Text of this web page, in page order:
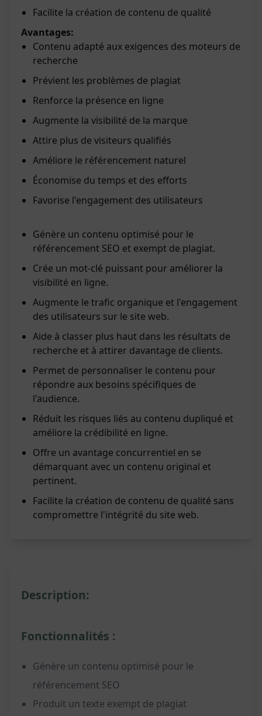
Facilite la création de contenu de qualité
Avantages:
Contenu adapté aux exigences des moteurs de
recherche
Prévient les problèmes de plagiat
Renforce la présence en ligne
Augmente la visibilité de la marque
Attire plus de visiteurs qualifiés
Améliore le référencement naturel
Économise du temps et des efforts
Favorise l'engagement des utilisateurs
Génère un contenu optimisé pour le
référencement SEO et exempt de plagiat.
Crée un mot-clé puissant pour améliorer la
visibilité en ligne.
Augmente le trafic organique et l'engagement
des utilisateurs sur le site web.
Aide à classer plus haut dans les résultats de
recherche et à attirer davantage de clients.
Permet de personnaliser le contenu pour
répondre aux besoins spécifiques de
l'audience.
Réduit les risques liés au contenu dupliqué et
améliore la crédibilité en ligne.
Offre un avantage concurrentiel en se
démarquant avec un contenu original et
pertinent.
Facilite la création de contenu de qualité sans
compromettre l'intégrité du site web.
Description:
Fonctionnalités :
Génère un contenu optimisé pour le
référencement SEO
Produit un texte exempt de plagiat